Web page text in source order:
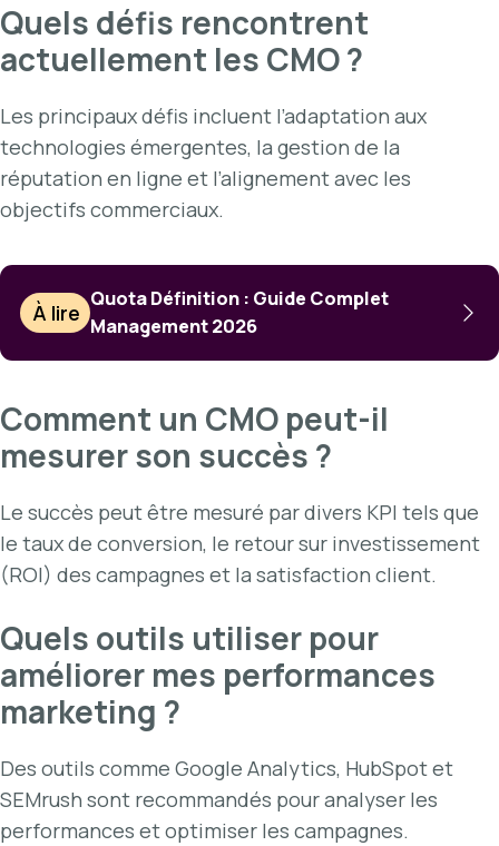
Quels défis rencontrent
actuellement les CMO ?
Les principaux défis incluent l’adaptation aux
technologies émergentes, la gestion de la
réputation en ligne et l’alignement avec les
objectifs commerciaux.
À lire
Quota Définition : Guide Complet
Management 2026
Comment un CMO peut-il
mesurer son succès ?
Le succès peut être mesuré par divers KPI tels que
le taux de conversion, le retour sur investissement
(ROI) des campagnes et la satisfaction client.
Quels outils utiliser pour
améliorer mes performances
marketing ?
Des outils comme Google Analytics, HubSpot et
SEMrush sont recommandés pour analyser les
performances et optimiser les campagnes.